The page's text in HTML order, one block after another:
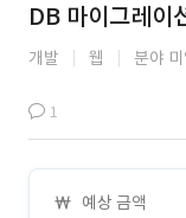
DB 마이그레이
개발 웹 분야
1
예상 금액